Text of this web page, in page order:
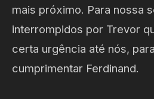
mais próximo. Para nossa
interrompidos por Trevor
certa urgência até nós,
cumprimentar Ferdinand.